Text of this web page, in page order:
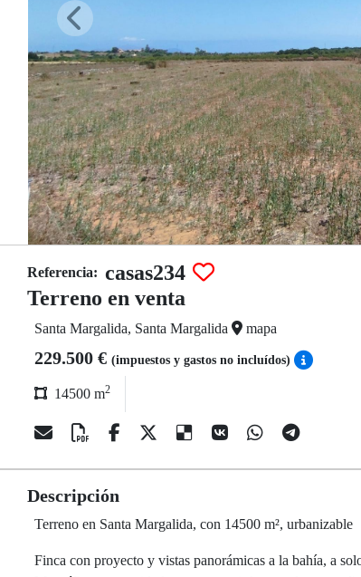
Referencia: casas234
Terreno en venta
Santa Margalida, Santa Margalida mapa
229.500 € (impuestos y gastos no incluídos)
14500 m2
Descripción
Terreno en Santa Margalida, con 14500 m², urbanizable
Finca con proyecto y vistas panorámicas a la bahía, a